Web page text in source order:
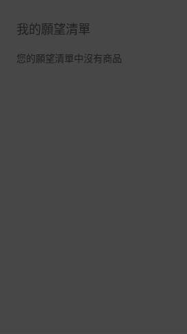
我的願望清單
您的願望清單中沒有商品